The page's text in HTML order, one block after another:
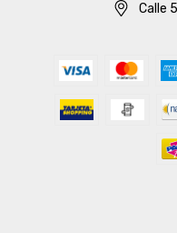
Calle